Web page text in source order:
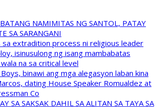
NAMIMITAS NG SANTOL, PATAY
SA SARANGANI
sa extradition process ni religious leader
isinusulong ng isang mambabatas
na sa critical level
binawi ang mga alegasyon laban kina
dating House Speaker Romualdez at
Co
SA SAKSAK DAHIL SA ALITAN SA TAYA SA